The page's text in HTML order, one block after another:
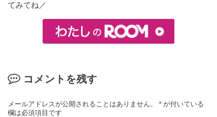
てみてね／
コメントを残す
メールアドレスが公開されることはありません。 * が付いている
欄は必須項目です